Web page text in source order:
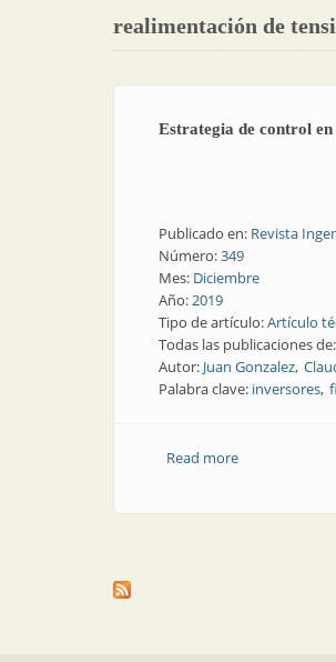
realimentación de
Estrategia de control
Publicado en: Revista
Número:349
Mes: Diciembre
Año:2019
Tipo de artículo:Artículo
Todas las publicaciones de:
Autor: Juan Gonzalez
Palabra clave: inversores
Read moreabout